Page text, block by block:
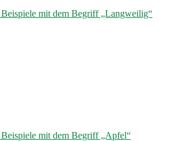
mit dem Begriff „Langweilig“
mit dem Begriff „Apfel“